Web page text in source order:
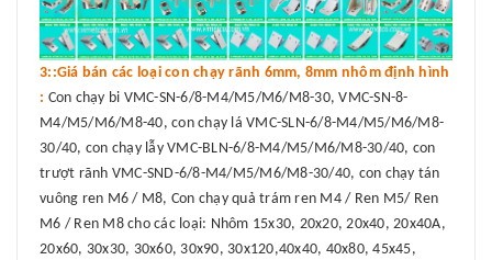
3::Giá bán các loại con chạy rãnh 6mm, 8mm nhôm định hình
: Con chạy bi VMC-SN-6/8-M4/M5/M6/M8-30, VMC-SN-8-
M4/M5/M6/M8-40, con chạy lá VMC-SLN-6/8-M4/M5/M6/M8-
30/40, con chạy lẫy VMC-BLN-6/8-M4/M5/M6/M8-30/40, con
trượt rãnh VMC-SND-6/8-M4/M5/M6/M8-30/40, con chạy tán
vuông ren M6 / M8, Con chạy quả trám ren M4 / Ren M5/ Ren
M6 / Ren M8 cho các loại: Nhôm 15x30, 20x20, 20x40, 20x40A,
20x60, 30x30, 30x60, 30x90, 30x120,40x40, 40x80, 45x45,